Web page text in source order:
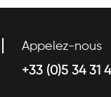
Appelez-nous
+33 (0)5 34 31